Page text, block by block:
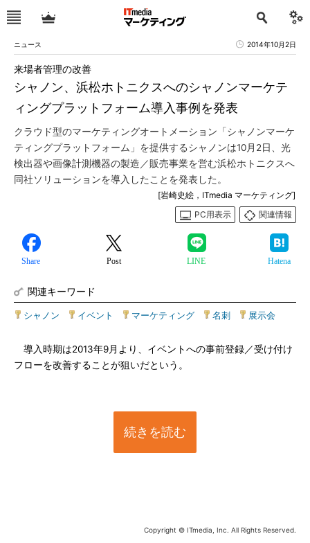
ニュース 2014年10月2日
シャノン、浜松ホトニクスへのシャノンマーケテ
ィングプラットフォーム導入事例を発表
来場者管理の改善
クラウド型のマーケティングオートメーション「シャノンマーケ
ティングプラットフォーム」を提供するシャノンは10月2日、光
検出器や画像計測機器の製造／販売事業を営む浜松ホトニクスへ
同社ソリューションを導入したことを発表した。
[岩崎史絵，ITmedia マーケティング]
PC用表示
関連情報
Share Post LINE Hatena
関連キーワード
シャノン イベント マーケティング 名刺 展示会
導入時期は2013年9月より、イベントへの事前登録／受け付け
フローを改善することが狙いだという。
続きを読む
Copyright © ITmedia, Inc. All Rights Reserved.